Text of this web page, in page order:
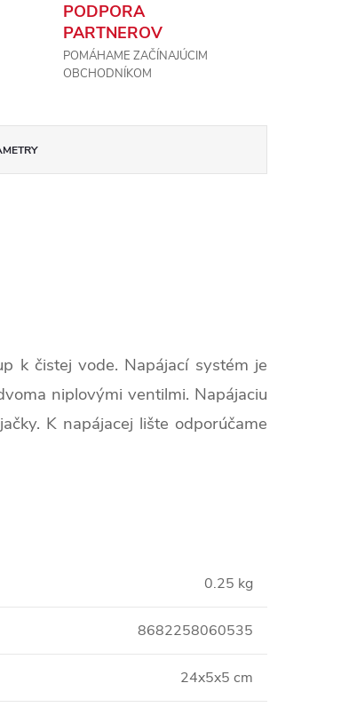
PODPORA
PARTNEROV
POMÁHAME ZAČÍNAJÚCIM
OBCHODNÍKOM
k čistej vode. Napájací systém je
niplovými ventilmi. Napájaciu
K napájacej lište odporúčame
0.25 kg
8682258060535
24x5x5 cm